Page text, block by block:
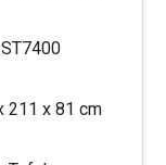
211 x 81 cm